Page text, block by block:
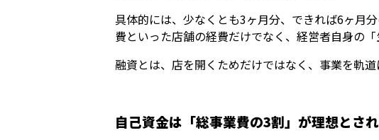
具体的には、少なくとも3ヶ月分、できれば6ヶ月
費といった店舗の経費だけでなく、経営者自身の「
融資とは、店を開くためだけではなく、事業を軌
自己資金は「総事業費の3割」が理想とさ